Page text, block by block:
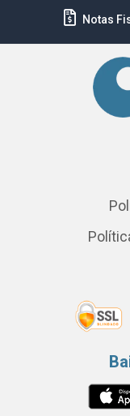
Notas